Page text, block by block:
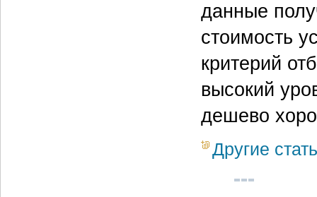
данные
стоимость
критерий
высокий
дешево
Другие